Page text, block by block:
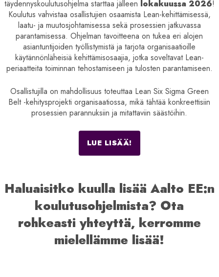
täydennyskoulutusohjelma starttaa jälleen lokakuussa 2026!
Koulutus vahvistaa osallistujien osaamista Lean-kehittämisessä,
laatu- ja muutosjohtamisessa sekä prosessien jatkuvassa
parantamisessa. Ohjelman tavoitteena on tukea eri alojen
asiantuntijoiden työllistymistä ja tarjota organisaatioille
käytännönläheisiä kehittämisosaajia, jotka soveltavat Lean-
periaatteita toiminnan tehostamiseen ja tulosten parantamiseen.
Osallistujilla on mahdollisuus toteuttaa Lean Six Sigma Green
Belt -kehitysprojekti organisaatiossa, mikä tähtää konkreettisiin
prosessien parannuksiin ja mitattaviin säästöihin.
LUE LISÄÄ!
Haluaisitko kuulla lisää Aalto EE:n
koulutusohjelmista? Ota
rohkeasti yhteyttä, kerromme
mielellämme lisää!